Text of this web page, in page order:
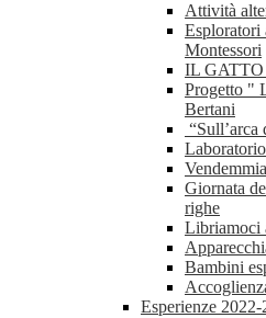
Attività
Esploratori
Montessori
IL
Progetto "
Bertani
Giornata
righe
Libriamoci
Bambini
Esperienze